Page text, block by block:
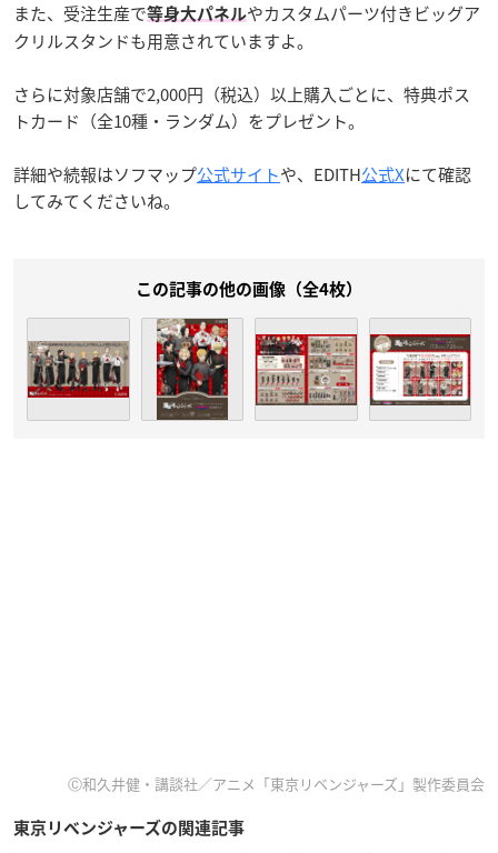
また、受注生産で等身大パネルやカスタムパーツ付きビッグア
クリルスタンドも用意されていますよ。
さらに対象店舗で2,000円（税込）以上購入ごとに、特典ポス
トカード（全10種・ランダム）をプレゼント。
詳細や続報はソフマップ公式サイトや、EDITH公式Xにて確認
してみてくださいね。
この記事の他の画像（全4枚）
Ⓒ和久井健・講談社／アニメ「東京リベンジャーズ」製作委員会
東京リベンジャーズの関連記事